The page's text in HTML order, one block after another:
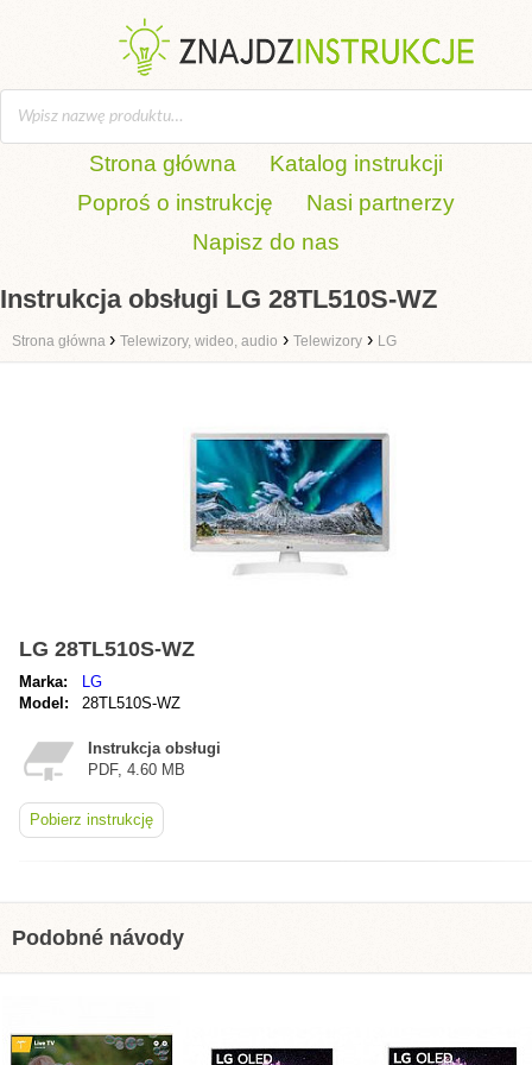
Strona główna
Katalog instrukcji
Poproś o instrukcję
Nasi partnerzy
Napisz do nas
Instrukcja obsługi LG 28TL510S-WZ
Strona główna › Telewizory, wideo, audio › Telewizory › LG
LG 28TL510S-WZ
Marka:
LG
Model:
28TL510S-WZ
Instrukcja obsługi
PDF, 4.60 MB
Pobierz instrukcję
Podobné návody